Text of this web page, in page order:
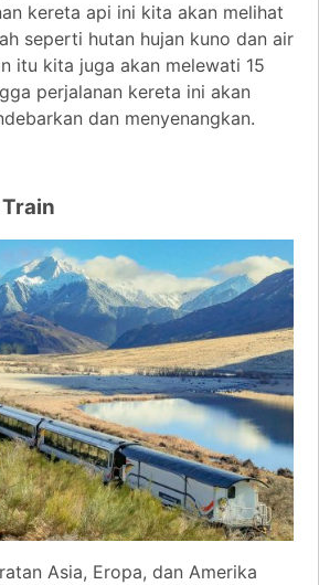
kereta api ini kita akan melihat
seperti hutan hujan kuno dan air
itu kita juga akan melewati 15
perjalanan kereta ini akan
dan menyenangkan.
Asia, Eropa, dan Amerika